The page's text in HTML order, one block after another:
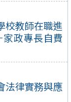
校教師在職進
政專長自費
法律實務與應